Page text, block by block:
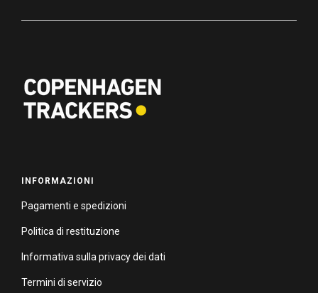
INFORMAZIONI
Pagamenti e spedizioni
Politica di restituzione
Informativa sulla privacy dei dati
Termini di servizio